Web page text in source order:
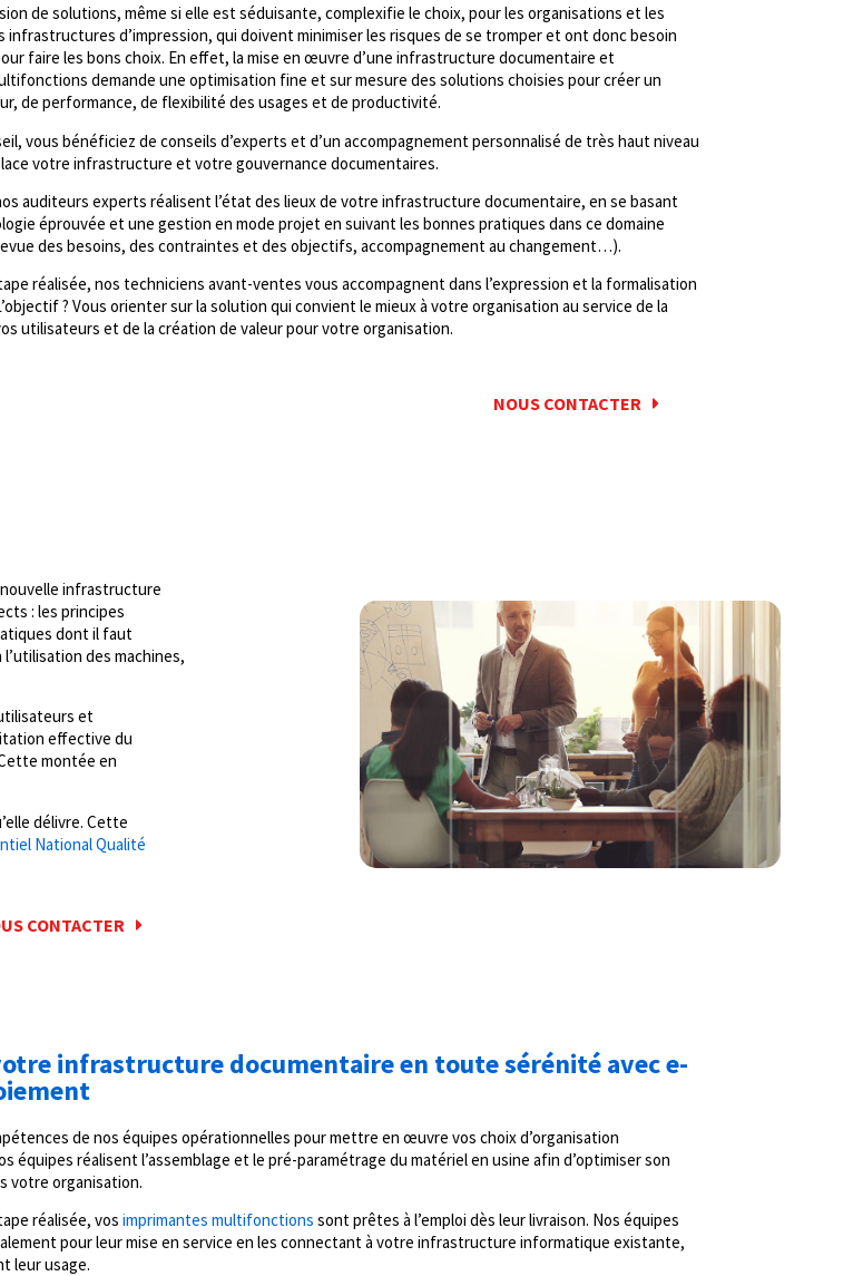
de solutions, même si elle est séduisante, complexifie le choix, pour les organisations et les
infrastructures d’impression, qui doivent minimiser les risques de se tromper et ont donc besoin
faire les bons choix. En effet, la mise en œuvre d’une infrastructure documentaire et
demande une optimisation fine et sur mesure des solutions choisies pour créer un
de performance, de flexibilité des usages et de productivité.
vous bénéficiez de conseils d’experts et d’un accompagnement personnalisé de très haut niveau
votre infrastructure et votre gouvernance documentaires.
auditeurs experts réalisent l’état des lieux de votre infrastructure documentaire, en se basant
éprouvée et une gestion en mode projet en suivant les bonnes pratiques dans ce domaine
des besoins, des contraintes et des objectifs, accompagnement au changement…).
réalisée, nos techniciens avant-ventes vous accompagnent dans l’expression et la formalisation
? Vous orienter sur la solution qui convient le mieux à votre organisation au service de la
utilisateurs et de la création de valeur pour votre organisation.
NOUS CONTACTER
nouvelle infrastructure
: les principes
dont il faut
des machines,
et
effective du
montée en
délivre. Cette
National Qualité
CONTACTER
infrastructure documentaire en toute sérénité avec e-
de nos équipes opérationnelles pour mettre en œuvre vos choix d’organisation
équipes réalisent l’assemblage et le pré-paramétrage du matériel en usine afin d’optimiser son
votre organisation.
réalisée, vos imprimantes multifonctions sont prêtes à l’emploi dès leur livraison. Nos équipes
pour leur mise en service en les connectant à votre infrastructure informatique existante,
leur usage.